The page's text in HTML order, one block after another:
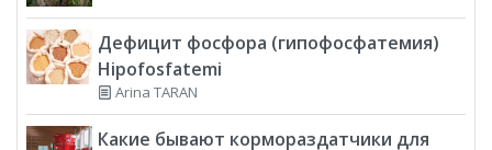
Дефицит фосфора (гипофосфатемия)
Hipofosfatemi
Arina TARAN
Какие бывают кормораздатчики для